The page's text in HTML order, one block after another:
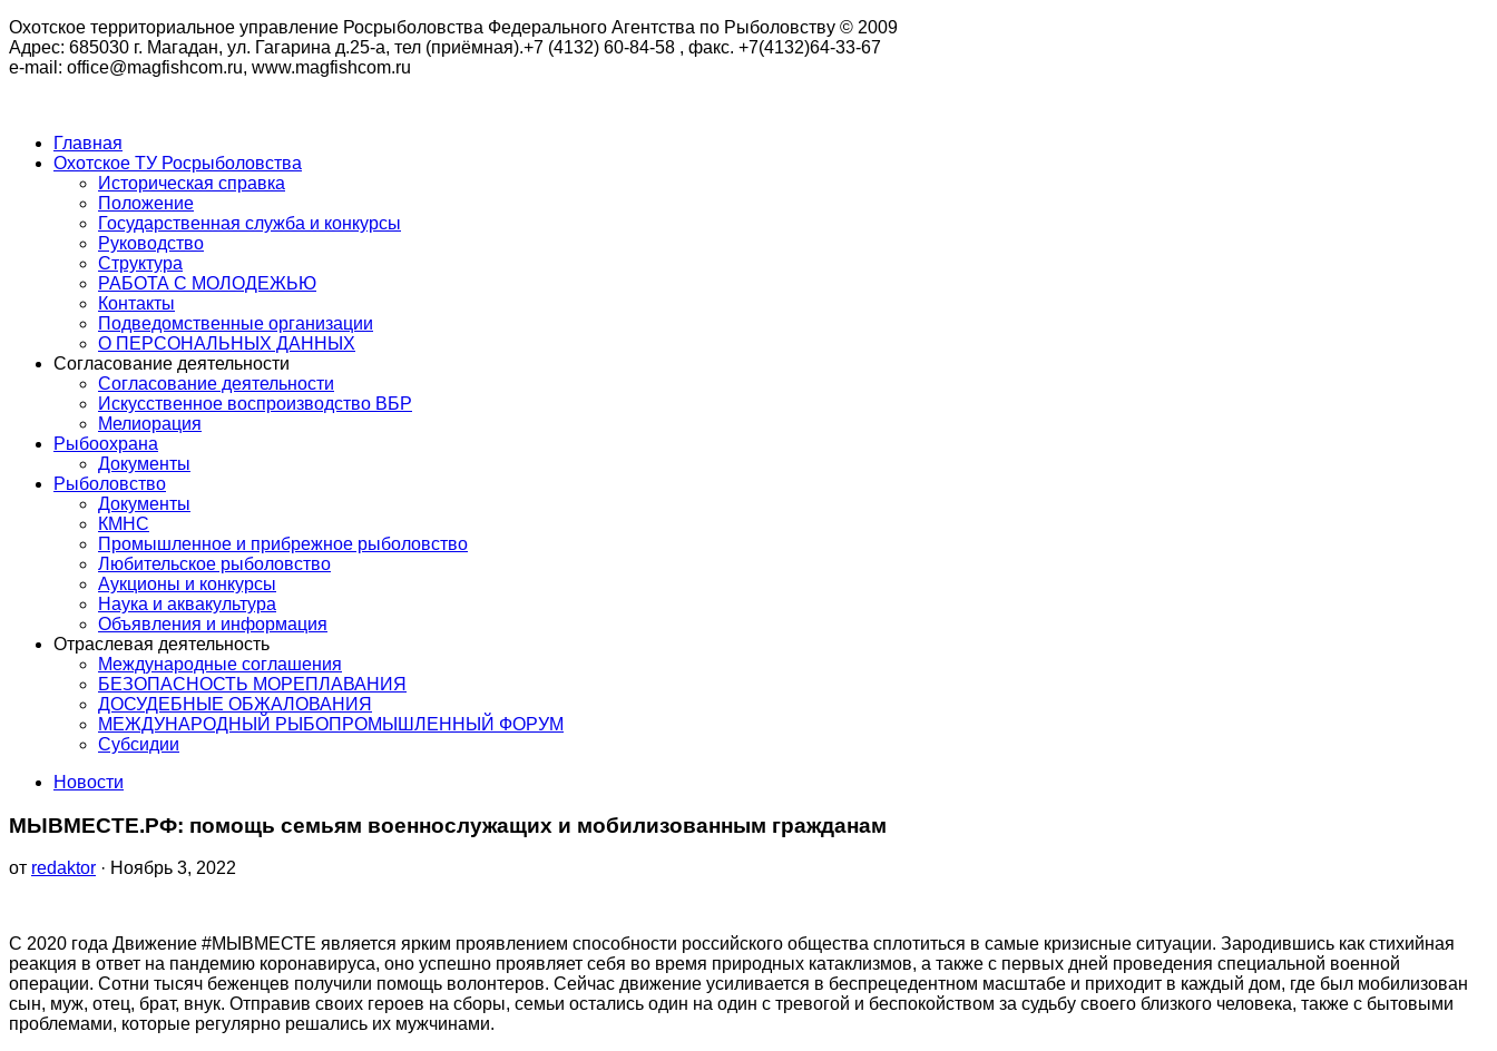
Охотское территориальное управление Росрыболовства Федерального Агентства по Рыболовству © 2009
Адрес: 685030 г. Магадан, ул. Гагарина д.25-а, тел (приёмная).+7 (4132) 60-84-58 , факс. +7(4132)64-33-67
e-mail: office@magfishcom.ru, www.magfishcom.ru
Главная
Охотское ТУ Росрыболовства
Историческая справка
Положение
Государственная служба и конкурсы
Руководство
Структура
РАБОТА С МОЛОДЕЖЬЮ
Контакты
Подведомственные организации
О ПЕРСОНАЛЬНЫХ ДАННЫХ
Согласование деятельности
Согласование деятельности
Искусственное воспроизводство ВБР
Мелиорация
Рыбоохрана
Документы
Рыболовство
Документы
КМНС
Промышленное и прибрежное рыболовство
Любительское рыболовство
Аукционы и конкурсы
Наука и аквакультура
Объявления и информация
Отраслевая деятельность
Международные соглашения
БЕЗОПАСНОСТЬ МОРЕПЛАВАНИЯ
ДОСУДЕБНЫЕ ОБЖАЛОВАНИЯ
МЕЖДУНАРОДНЫЙ РЫБОПРОМЫШЛЕННЫЙ ФОРУМ
Субсидии
Новости
МЫВМЕСТЕ.РФ: помощь семьям военнослужащих и мобилизованным гражданам
от redaktor · Ноябрь 3, 2022
С 2020 года Движение #МЫВМЕСТЕ является ярким проявлением способности российского общества сплотиться в самые кризисные ситуации. Зародившись как стихийная
реакция в ответ на пандемию коронавируса, оно успешно проявляет себя во время природных катаклизмов, а также с первых дней проведения специальной военной
операции. Сотни тысяч беженцев получили помощь волонтеров. Сейчас движение усиливается в беспрецедентном масштабе и приходит в каждый дом, где был мобилизован
сын, муж, отец, брат, внук. Отправив своих героев на сборы, семьи остались один на один с тревогой и беспокойством за судьбу своего близкого человека, также с бытовыми
проблемами, которые регулярно решались их мужчинами.